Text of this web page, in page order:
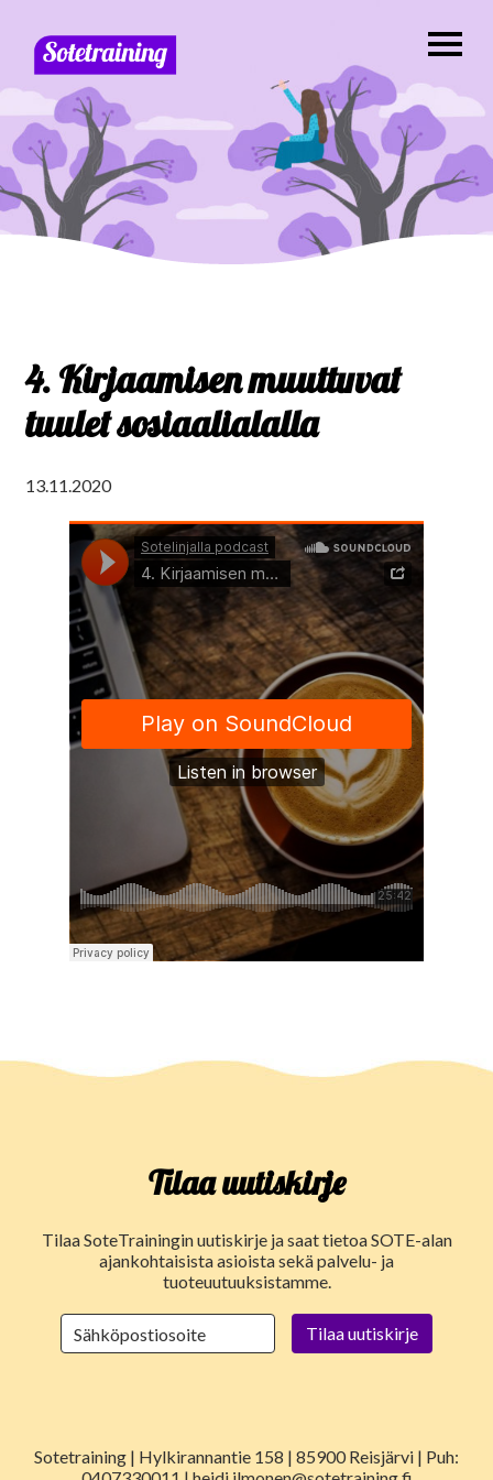
4. Kirjaamisen muuttuvat
tuulet sosiaalialalla
13.11.2020
Tilaa uutiskirje
Tilaa SoteTrainingin uutiskirje ja saat tietoa SOTE-alan
ajankohtaisista asioista sekä palvelu- ja
tuoteuutuuksistamme.
Sotetraining | Hylkirannantie 158 | 85900 Reisjärvi | Puh: